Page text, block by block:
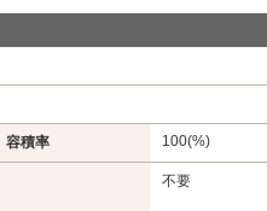
容積率 100(%)
不要